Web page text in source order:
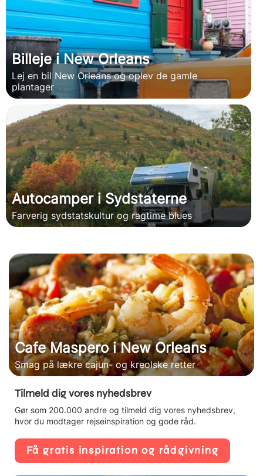
Billeje i New Orleans
Lej en bil New Orleans og oplev de gamle
plantager
Autocamper i Sydstaterne
Farverig sydstatskultur og ragtime blues
Cafe Maspero i New Orleans
Smag på lækre cajun- og kreolske retter
Tilmeld dig vores nyhedsbrev
Gør som 200.000 andre og tilmeld dig vores nyhedsbrev,
hvor du modtager rejseinspiration og gode råd.
Få gratis inspiration og rådgivning